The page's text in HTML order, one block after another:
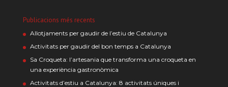
Publicacions més recents
Allotjaments per gaudir de l’estiu de Catalunya
Activitats per gaudir del bon temps a Catalunya
Sa Croqueta: l’artesania que transforma una croqueta en
una experiència gastronòmica
Activitats d’estiu a Catalunya: 8 activitats úniques i